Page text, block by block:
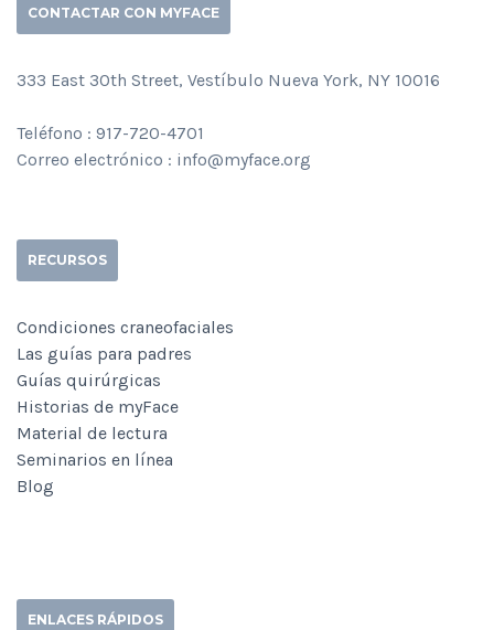
CONTACTAR CON MYFACE
333 East 30th Street, Vestíbulo Nueva York, NY 10016
Teléfono : 917-720-4701
Correo electrónico : info@myface.org
RECURSOS
Condiciones craneofaciales
Las guías para padres
Guías quirúrgicas
Historias de myFace
Material de lectura
Seminarios en línea
Blog
ENLACES RÁPIDOS